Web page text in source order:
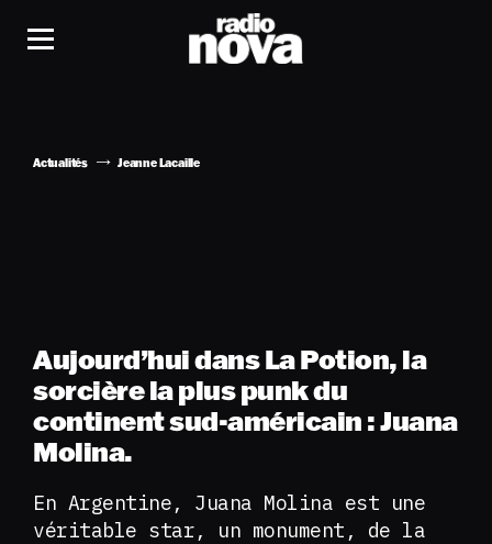
Actualités Jeanne Lacaille
Aujourd’hui dans La Potion, la
sorcière la plus punk du
continent sud-américain : Juana
Molina.
En Argentine, Juana Molina est une
véritable star, un monument, de la